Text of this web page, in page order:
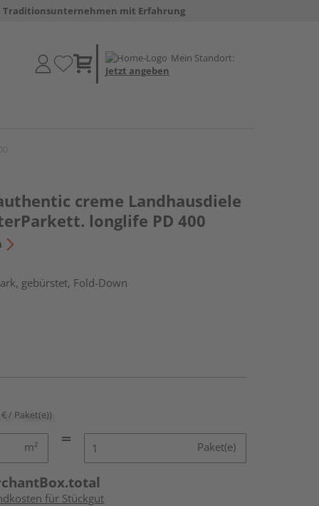
Traditionsunternehmen mit Erfahrung
Mein Standort:
Jetzt angeben
creme Landhausdiele
longlife PD 400
gebürstet, Fold-Down
/ Paket(e))
m² Paket(e)
für Stückgut